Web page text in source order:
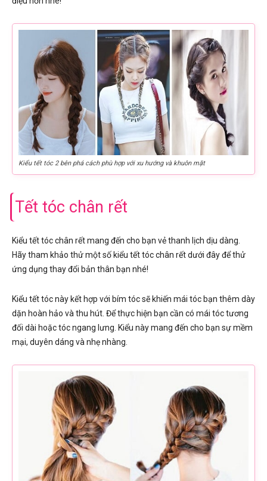
Kiểu tết tóc 2 bên phá cách phù hợp với xu hướng và khuôn mặt
Tết tóc chân rết
Kiểu tết tóc chân rết mang đến cho bạn vẻ thanh lịch dịu dàng.
Hãy tham khảo thử một số kiểu tết tóc chân rết dưới đây để thử
ứng dụng thay đổi bản thân bạn nhé!
Kiểu tết tóc này kết hợp với bím tóc sẽ khiến mái tóc bạn thêm dày
dặn hoàn hảo và thu hút. Để thực hiện bạn cần có mái tóc tương
đối dài hoặc tóc ngang lưng. Kiểu này mang đến cho bạn sự mềm
mại, duyên dáng và nhẹ nhàng.